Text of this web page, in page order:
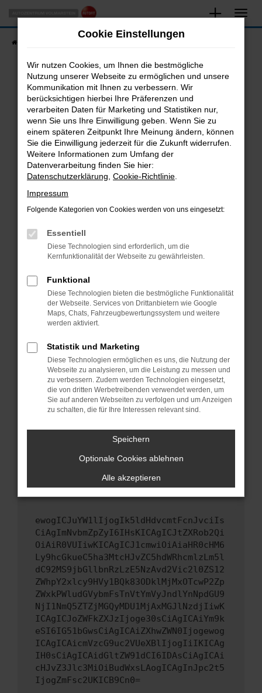
Zum
Hauptinhalt
springen
Fahrzeugsuche
Fehler: Network Error
Beim Laden ist ein Fehler aufgetreten.
Hier sind ein paar Tipps, die dir helfen können:
Überprüfe deine Firewall und deine
Internetverbindung.
Laden andere Webseiten, zum Beispiel deine
Suchmaschine?
Prüfe deine Browsererweiterungen.
können das Laden bestimmter Seiten
verhindern. Funktioniert die Seite in einem
anderen Browser oder in einem privaten
Starte dein Gerät neu.
Das kann manchmal helfen, vorübergehende
Probleme zu beheben.
Betriebssystem auf dem neuesten Stand
sind.
Veraltete Software birgt nicht nur ein
Sicherheitsrisiko, sondern kann auch dazu
führen, dass bestimmte Funktionen nicht mehr
unterstützt werden.
Wende dich an den Webseitenbetreiber.
Wenn du alle oben genannten Schritte versucht
hast, kontaktiere uns bitte. Wir werden
versuchen, das Problem zu beheben. Du kannst
uns diesen Text schicken, um uns bei der
ewogICJuYW1lIjogIk5ldHdvcmtFcnJvciIs
CiAgImNvbmZpZyI6IHsKICAgICJtZXRob2Qi
OiAiR0VUIiwKICAgICJ1cmwiOiAiaHR0cHM6
Ly9hcGkueC5ha3MtcHJvZC5hdWRhcmlzLm5l
dC92MS9jbGllbnRzLzE5NzAvd2Vic2l0ZS12
ZWhpY2xlcy9HVy1BQk83ODklMjMxOTcwP2Zp
ZWxkPWludGVybmFsTnVtYmVyJndlYnNpdGU9
NjI1NmQ5ZTZjMGQyMDU1MjAxMGJlNzdjIiwK
ICAgICJoZWFkZXJzIjoge30sCiAgICAiYm9k
eSI6IG51bGwsCiAgICAiZXhwZWN0Ijogewog
ICAgICAicmVzcG9uc2VUeXBlIjogIiIKICAg
IH0sCiAgICAidGltZW91dCI6IDAsCiAgICAi
cHJvZ3Jlc3MiOiBudWxsLAogICAgInJpc2t5
IjogZmFsc2UKICB9Cn0=
Cookie Einstellungen
Wir nutzen Cookies, um Ihnen die bestmögliche
Nutzung unserer Webseite zu ermöglichen und unsere
Kommunikation mit Ihnen zu verbessern. Wir
berücksichtigen hierbei Ihre Präferenzen und
verarbeiten Daten für Marketing und Statistiken nur,
wenn Sie uns Ihre Einwilligung geben. Wenn Sie zu
einem späteren Zeitpunkt Ihre Meinung ändern, können
Sie die Einwilligung jederzeit für die Zukunft widerrufen.
Weitere Informationen zum Umfang der
Datenverarbeitung finden Sie hier:
Datenschutzerklärung Cookie-Richtlinie
Impressum
Folgende Kategorien von Cookies werden von uns eingesetzt:
Essentiell
Diese Technologien sind erforderlich, um die
Kernfunktionalität der Webseite zu gewährleisten.
Funktional
Diese Technologien bieten die bestmögliche Funktionalität
der Webseite. Services von Drittanbietern wie Google
Maps, Chats, Fahrzeugbewertungssystem und weitere
werden aktiviert.
Statistik und Marketing
Diese Technologien ermöglichen es uns, die Nutzung der
Webseite zu analysieren, um die Leistung zu messen und
zu verbessern. Zudem werden Technologien eingesetzt,
die von dritten Werbetreibenden verwendet werden, um
Sie auf anderen Webseiten zu verfolgen und um Anzeigen
zu schalten, die für Ihre Interessen relevant sind.
Speichern
Optionale Cookies ablehnen
Alle akzeptieren